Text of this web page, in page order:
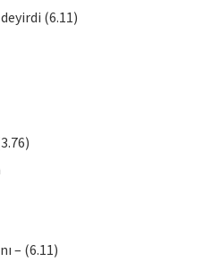
(6.11)
– (6.11)